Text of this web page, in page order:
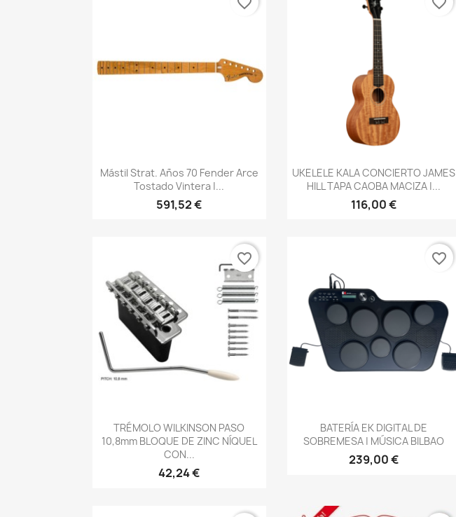
Vista rápida
Mástil Strat. Años 70 Fender Arce
Tostado Vintera |...
591,52 €
Vista rápida
UKELELE KALA CONCIERTO JAMES
HILL TAPA CAOBA MACIZA |...
116,00 €
Vista rápida
TRÉMOLO WILKINSON PASO
10,8mm BLOQUE DE ZINC NÍQUEL
CON...
42,24 €
favorite_border
Vista rápida
BATERÍA EK DIGITAL DE
SOBREMESA | MÚSICA BILBAO
239,00 €
favorite_border